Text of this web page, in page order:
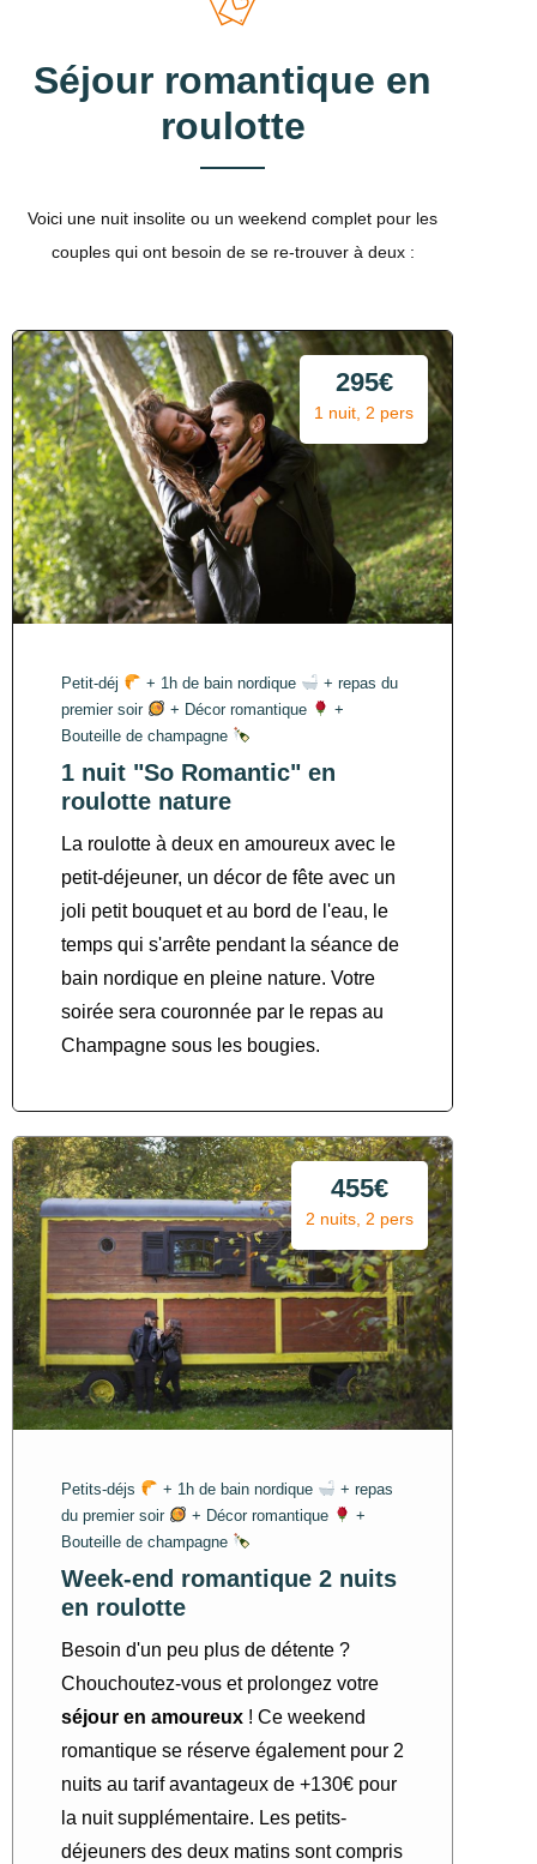
Séjour romantique en
roulotte
Voici une nuit insolite ou un weekend complet pour les
couples qui ont besoin de se re-trouver à deux :
295€
1 nuit, 2 pers
Petit-déj + 1h de bain nordique
+ repas du
premier soir
+ Décor romantique
+
Bouteille de champagne
1 nuit "So Romantic" en
roulotte nature
La roulotte à deux en amoureux avec le
petit-déjeuner, un décor de fête avec un
joli petit bouquet et au bord de l'eau, le
temps qui s'arrête pendant la séance de
bain nordique en pleine nature. Votre
soirée sera couronnée par le repas au
Champagne sous les bougies.
455€
2 nuits, 2 pers
Petits-déjs + 1h de bain nordique
+ repas
du premier soir
+ Décor romantique
+
Bouteille de champagne
Week-end romantique 2 nuits
en roulotte
Besoin d'un peu plus de détente ?
Chouchoutez-vous et prolongez votre
séjour en amoureux ! Ce weekend
romantique se réserve également pour 2
nuits au tarif avantageux de +130€ pour
la nuit supplémentaire. Les petits-
déjeuners des deux matins sont compris